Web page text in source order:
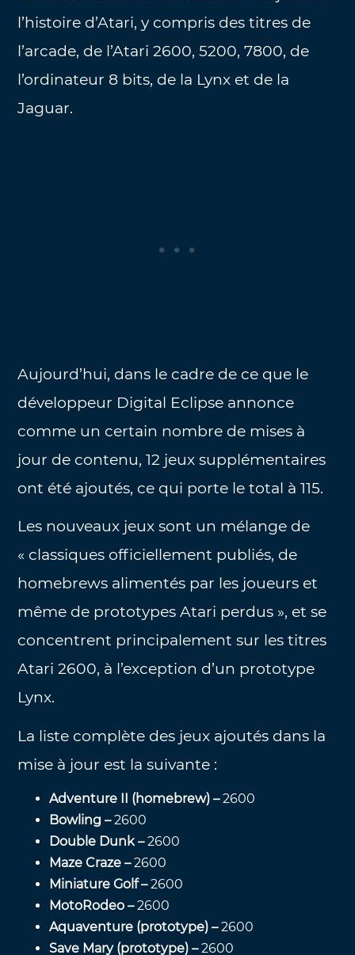
l’histoire d’Atari, y compris des titres de
l’arcade, de l’Atari 2600, 5200, 7800, de
l’ordinateur 8 bits, de la Lynx et de la
Jaguar.
Aujourd’hui, dans le cadre de ce que le
développeur Digital Eclipse annonce
comme un certain nombre de mises à
jour de contenu, 12 jeux supplémentaires
ont été ajoutés, ce qui porte le total à 115.
Les nouveaux jeux sont un mélange de
« classiques officiellement publiés, de
homebrews alimentés par les joueurs et
même de prototypes Atari perdus », et se
concentrent principalement sur les titres
Atari 2600, à l’exception d’un prototype
Lynx.
La liste complète des jeux ajoutés dans la
mise à jour est la suivante :
Adventure II (homebrew) –2600
Bowling –2600
Double Dunk –2600
Maze Craze –2600
Miniature Golf –2600
MotoRodeo –2600
Aquaventure (prototype) –2600
Save Mary (prototype) –2600